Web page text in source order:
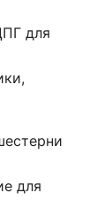
для
для